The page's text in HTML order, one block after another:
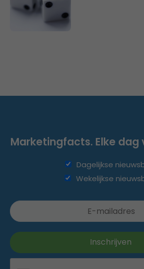
Marketingfacts. Elke dag
Dagelijkse
Wekelijkse